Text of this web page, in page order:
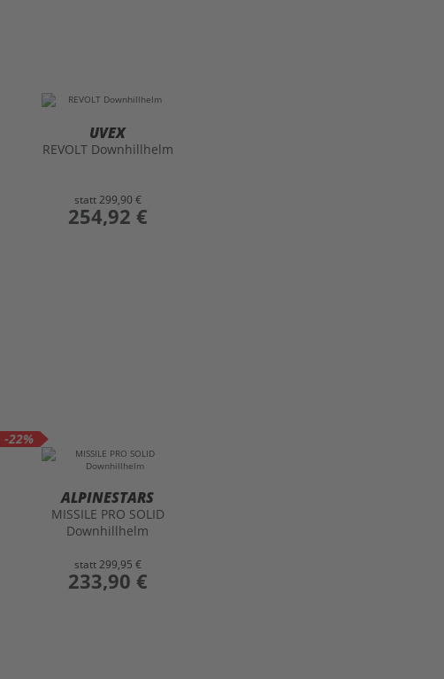
UVEX
REVOLT Downhillhelm
statt299,90 €
preis
254,92 €
-22%
ALPINESTARS
MISSILE PRO SOLID
Downhillhelm
statt299,95 €
preis
233,90 €